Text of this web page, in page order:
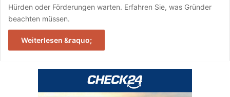
Hürden oder Förderungen warten. Erfahren Sie, was Gründer
beachten müssen.
Weiterlesen &raquo;